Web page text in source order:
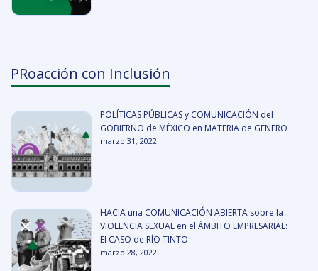
PRoacción con Inclusión
POLÍTICAS PÚBLICAS y COMUNICACIÓN del
GOBIERNO de MÉXICO en MATERIA de GÉNERO
marzo 31, 2022
HACIA una COMUNICACIÓN ABIERTA sobre la
VIOLENCIA SEXUAL en el ÁMBITO EMPRESARIAL:
El CASO de RÍO TINTO
marzo 28, 2022